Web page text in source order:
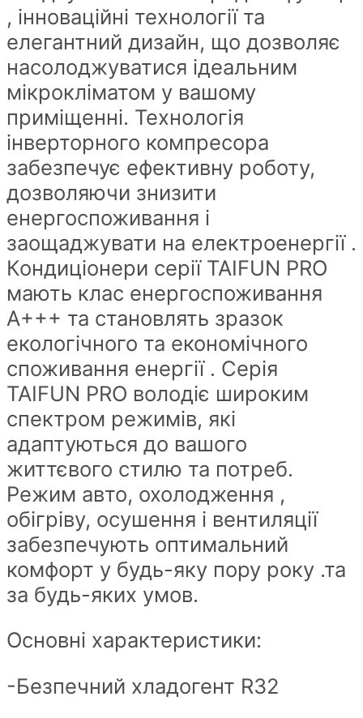
, інноваційні технології та
елегантний дизайн, що дозволяє
насолоджуватися ідеальним
мікрокліматом у вашому
приміщенні. Технологія
інверторного компресора
забезпечує ефективну роботу,
дозволяючи знизити
енергоспоживання і
заощаджувати на електроенергії .
Кондиціонери серії TAIFUN PRO
мають клас енергоспоживання
А+++ та становлять зразок
екологічного та економічного
споживання енергії . Серія
TAIFUN PRO володіє широким
спектром режимів, які
адаптуються до вашого
життєвого стилю та потреб.
Режим авто, охолодження ,
обігріву, осушення і вентиляції
забезпечують оптимальний
комфорт у будь-яку пору року .та
за будь-яких умов.
Основні характеристики:
-Безпечний хладогент R32